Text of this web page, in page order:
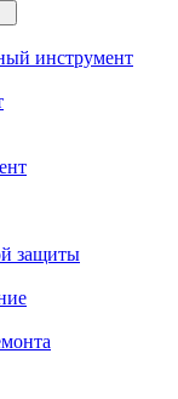
инструмент
защиты